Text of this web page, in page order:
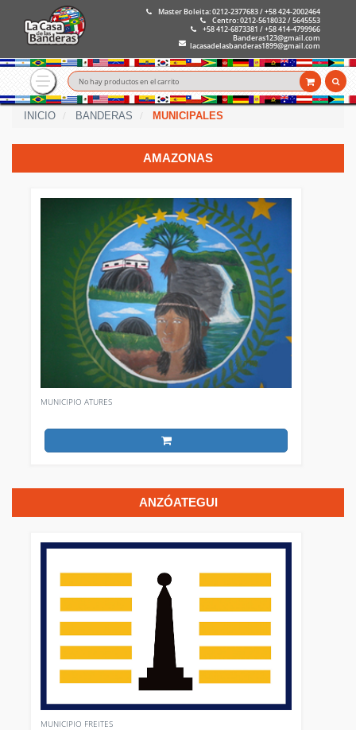
Master Boleita: 0212-2377683 / +58 424-2002464
Centro: 0212-5618032 / 5645553
+58 412-6873381 / +58 414-4799966
Banderas123@gmail.com
lacasadelasbanderas1899@gmail.com
No hay productos en el carrito
INICIO BANDERAS MUNICIPALES
AMAZONAS
MUNICIPIO ATURES
ANZÓATEGUI
MUNICIPIO FREITES